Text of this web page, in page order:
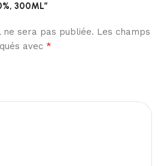
300ML”
sera pas publiée. Les champs
avec *